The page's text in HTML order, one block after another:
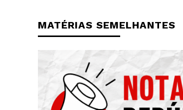
MATÉRIAS SEMELHANTES